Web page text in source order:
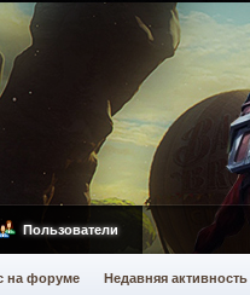
Пользователи
на форуме Недавняя активность